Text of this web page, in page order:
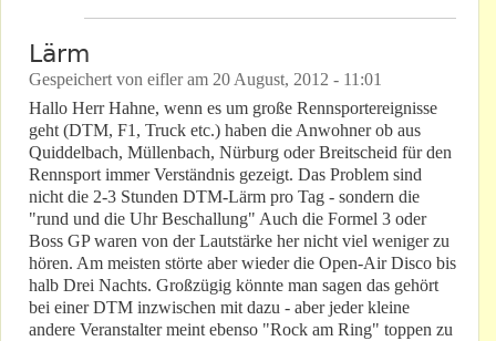
Lärm
Gespeichert von eifleram 20 August, 2012 - 11:01
Hallo Herr Hahne, wenn es um große Rennsportereignisse
geht (DTM, F1, Truck etc.) haben die Anwohner ob aus
Quiddelbach, Müllenbach, Nürburg oder Breitscheid für den
Rennsport immer Verständnis gezeigt. Das Problem sind
nicht die 2-3 Stunden DTM-Lärm pro Tag - sondern die
"rund und die Uhr Beschallung" Auch die Formel 3 oder
Boss GP waren von der Lautstärke her nicht viel weniger zu
hören. Am meisten störte aber wieder die Open-Air Disco bis
halb Drei Nachts. Großzügig könnte man sagen das gehört
bei einer DTM inzwischen mit dazu - aber jeder kleine
andere Veranstalter meint ebenso "Rock am Ring" toppen zu